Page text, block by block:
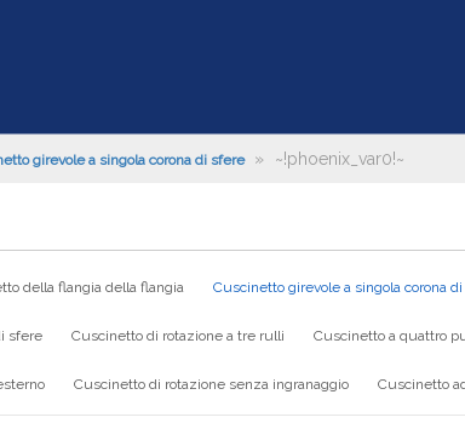
girevole a singola corona di sfere » ~!phoenix_var0!~
della flangia della flangia Cuscinetto girevole a singola corona
sfere Cuscinetto di rotazione a tre rulli Cuscinetto a quattro
Cuscinetto di rotazione senza ingranaggio Cuscinetto